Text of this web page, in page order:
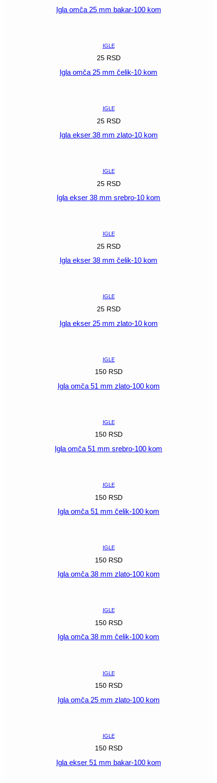
Igla omča 25 mm bakar-100 kom
IGLE
25 RSD
Igla omča 25 mm čelik-10 kom
IGLE
25 RSD
Igla ekser 38 mm zlato-10 kom
IGLE
25 RSD
Igla ekser 38 mm srebro-10 kom
IGLE
25 RSD
Igla ekser 38 mm čelik-10 kom
IGLE
25 RSD
Igla ekser 25 mm zlato-10 kom
IGLE
150 RSD
Igla omča 51 mm zlato-100 kom
IGLE
150 RSD
Igla omča 51 mm srebro-100 kom
IGLE
150 RSD
Igla omča 51 mm čelik-100 kom
IGLE
150 RSD
Igla omča 38 mm zlato-100 kom
IGLE
150 RSD
Igla omča 38 mm čelik-100 kom
IGLE
150 RSD
Igla omča 25 mm zlato-100 kom
IGLE
150 RSD
Igla ekser 51 mm bakar-100 kom